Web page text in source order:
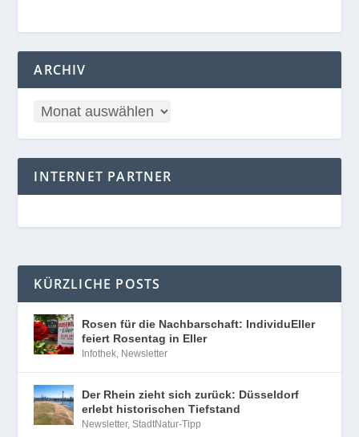
ARCHIV
INTERNET PARTNER
KÜRZLICHE POSTS
Rosen für die Nachbarschaft: IndividuEller
feiert Rosentag in Eller
Infothek, Newsletter
Der Rhein zieht sich zurück: Düsseldorf
erlebt historischen Tiefstand
Newsletter,StadtNatur-Tipp